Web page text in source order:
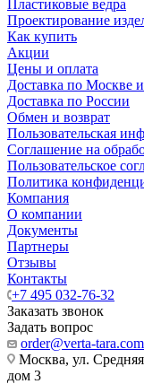
Пластиковые ведра
Проектирование
Как купить
Акции
Цены и оплата
Доставка по Москве
Доставка по России
Обмен и возврат
Пользовательская
Соглашение на
Пользовательское
Политика
Компания
О компании
Документы
Партнеры
Отзывы
Контакты
+7 495 032-76-32
Заказать звонок
Задать вопрос
order@verta-tara.com
Москва, ул.
дом 3